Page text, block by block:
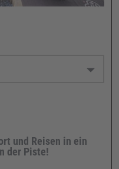
und Reisen in ein
der Piste!